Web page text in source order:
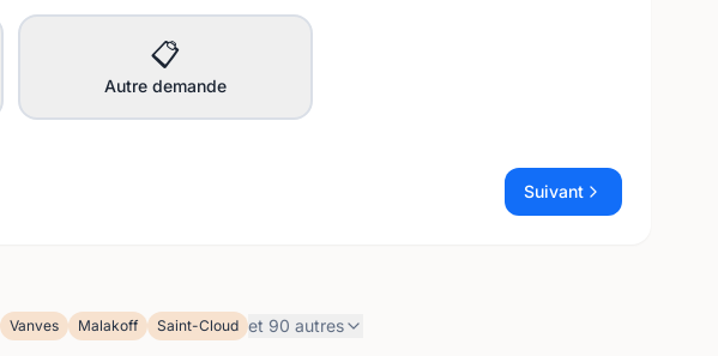
📋
Autre demande
Suivant
Vanves Malakoff Saint-Cloud et 90 autres